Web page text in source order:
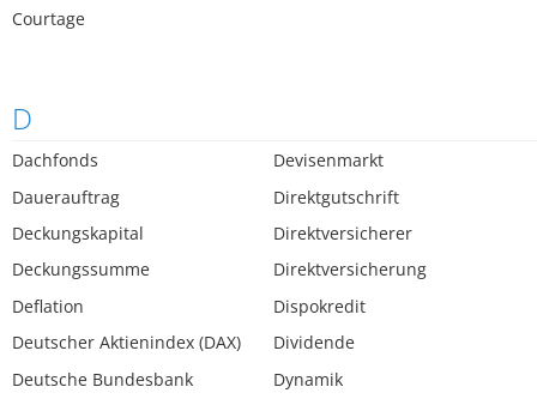
Courtage
D
Dachfonds
Dauerauftrag
Deckungskapital
Deckungssumme
Deflation
Deutscher Aktienindex (DAX)
Deutsche Bundesbank
Devisenmarkt
Direktgutschrift
Direktversicherer
Direktversicherung
Dispokredit
Dividende
Dynamik